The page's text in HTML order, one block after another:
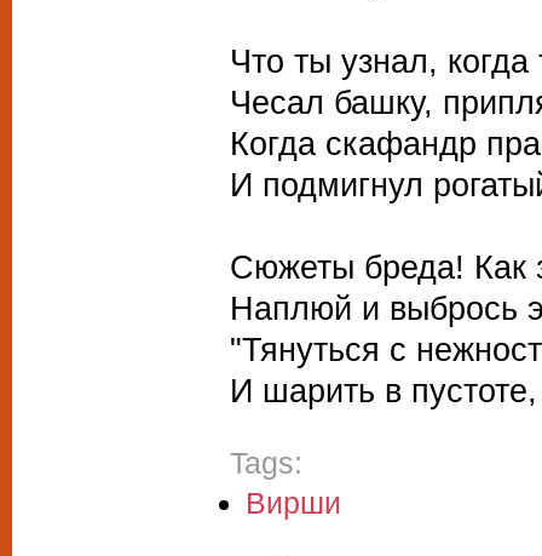
Что ты узнал,
Чесал башку,
Когда скафандр
И подмигнул
Сюжеты бреда! Как
Наплюй и выбрось
"Тянуться с
И шарить в
Tags:
Вирши